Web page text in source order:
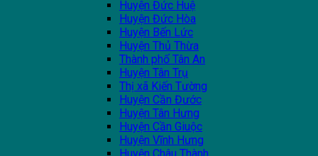
Huyện Đức Huệ
Huyện Đức Hòa
Huyện Bến Lức
Huyện Thủ Thừa
Thành phố Tân An
Huyện Tân Trụ
Thị xã Kiến Tường
Huyện Cần Đước
Huyện Tân Hưng
Huyện Cần Giuộc
Huyện Vĩnh Hưng